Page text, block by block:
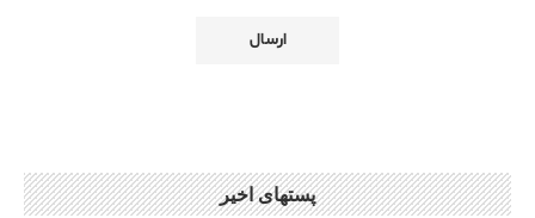
پستهای اخیر